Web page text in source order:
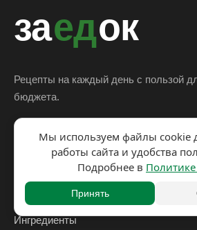
Мы используем файлы cookie
работы сайта и удобства
Подробнее в
Принять
заедок
Рецепты на каждый день с пользой
бюджета.
Рецепты
Кухни мира
Ингредиенты